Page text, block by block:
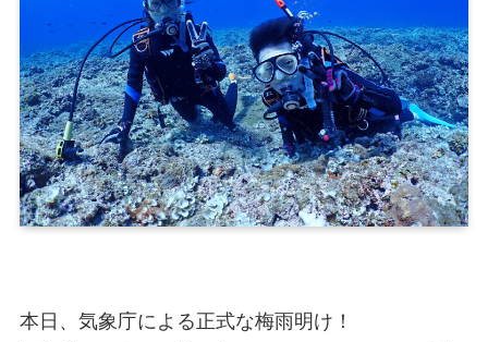
本日、気象庁による正式な梅雨明け！